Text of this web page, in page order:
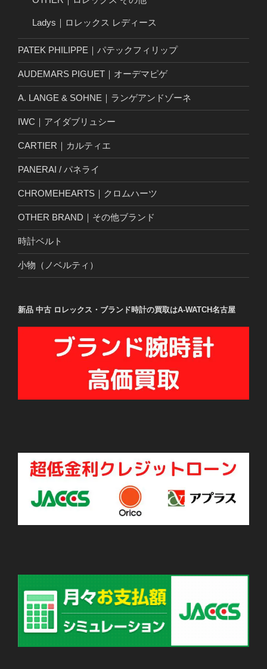
Ladys｜ロレックス レディース
PATEK PHILIPPE｜パテックフィリップ
AUDEMARS PIGUET｜オーデマピゲ
A. LANGE & SOHNE｜ランゲアンドゾーネ
IWC｜アイダブリュシー
CARTIER｜カルティエ
PANERAI / パネライ
CHROMEHEARTS｜クロムハーツ
OTHER BRAND｜その他ブランド
時計ベルト
小物（ノベルティ）
新品 中古 ロレックス・ブランド時計の買取はA-WATCH名古屋